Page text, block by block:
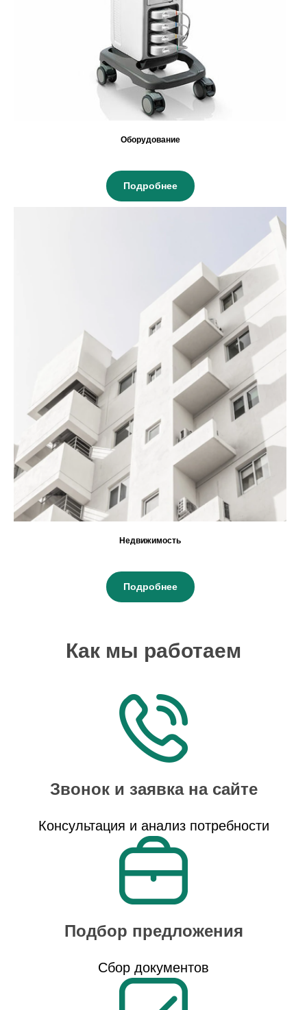
Оборудование
Подробнее
Недвижимость
Подробнее
Как мы работаем
Звонок и заявка на сайте
Консультация и анализ потребности
Подбор предложения
Сбор документов